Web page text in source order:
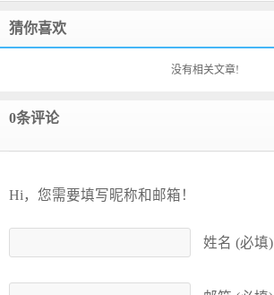
猜你喜欢
没有相关文章!
0条评论
Hi，您需要填写昵称和邮箱！
姓名 (必填)